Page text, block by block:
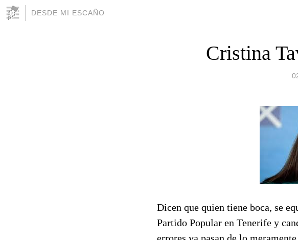
DESDE MI ESCAÑO
Cristina
Dicen que quien tiene boca, se
Partido Popular en Tenerife y